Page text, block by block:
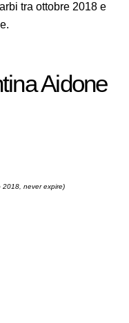
tra ottobre 2018 e
Aidone
2018, never expire)